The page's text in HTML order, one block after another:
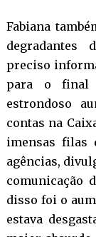
Fabiana
degradantes
preciso
para o final
estrondoso
contas na
imensas filas
agências,
comunicação
disso foi o
estava